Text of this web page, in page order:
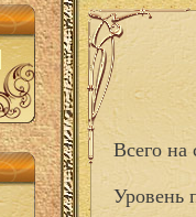
Всего на
Уровень